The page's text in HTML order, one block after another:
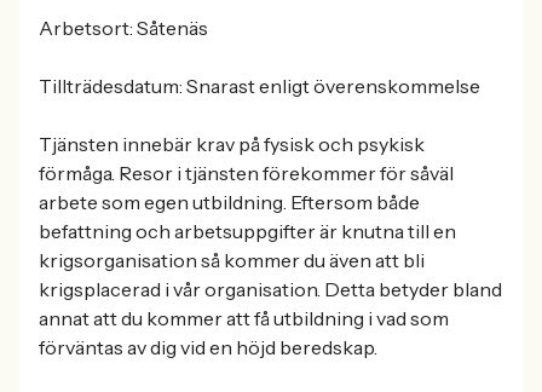
Arbetsort: Såtenäs
Tillträdesdatum: Snarast enligt överenskommelse
Tjänsten innebär krav på fysisk och psykisk
förmåga. Resor i tjänsten förekommer för såväl
arbete som egen utbildning. Eftersom både
befattning och arbetsuppgifter är knutna till en
krigsorganisation så kommer du även att bli
krigsplacerad i vår organisation. Detta betyder bland
annat att du kommer att få utbildning i vad som
förväntas av dig vid en höjd beredskap.